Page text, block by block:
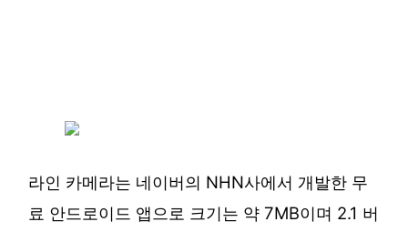
라인 카메라는 네이버의 NHN사에서 개발한 무
료 안드로이드 앱으로 크기는 약 7MB이며 2.1 버